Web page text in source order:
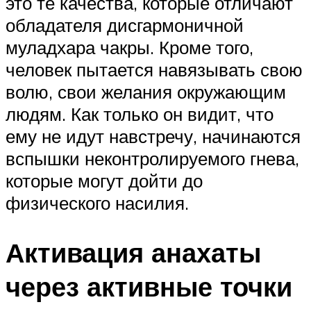
обладателя дисгармоничной
муладхара чакры. Кроме того,
человек пытается навязывать свою
волю, свои желания окружающим
людям. Как только он видит, что
ему не идут навстречу, начинаются
вспышки неконтролируемого гнева,
которые могут дойти до
физического насилия.
Активация анахаты
через активные точки